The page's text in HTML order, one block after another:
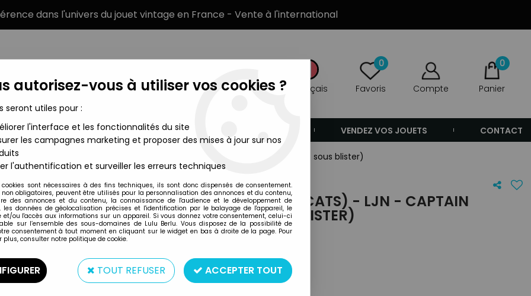
dans l'univers du jouet vintage en France - Vente à l'international
Français
0
Favoris Compte
0
Panier
MARQUES TYPE DE PRODUIT VENDEZ VOS JOUETS CONTACT
Jouets LJN Thundercats (Cosmocats) - LJN - Captain Cracker (neuf sous blister)
LJN
THUNDERCATS (COSMOCATS) - LJN - CAPTAIN
CRACKER (NEUF SOUS BLISTER)
Type : figurine articulée
Matière : plastique
autorisez-vous à utiliser vos cookies ?
seront utiles pour :
l'interface et les fonctionnalités du site
les campagnes marketing et proposer des mises à jour sur nos
l'authentification et surveiller les erreurs techniques
cookies sont nécessaires à des fins techniques, ils sont donc dispensés de consentement.
non obligatoires, peuvent être utilisés pour la personnalisation des annonces et du contenu,
des annonces et du contenu, la connaissance de l'audience et le développement de
les données de géolocalisation précises et l'identification par le balayage de l'appareil, le
et/ou l'accès aux informations sur un appareil. Si vous donnez votre consentement, celui-ci
sur l’ensemble des sous-domaines de Lulu Berlu. Vous disposez de la possibilité de
consentement à tout moment en cliquant sur le widget en bas à droite de la page. Pour
plus, consulter notre politique de cookie.
TOUT REFUSER ACCEPTER TOUT